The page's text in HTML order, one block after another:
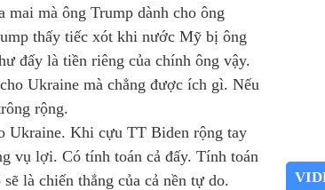
mà ông Trump dành cho ông
thấy tiếc xót khi nước Mỹ bị ông
đấy là tiền riêng của chính ông vậy.
Ukraine mà chẳng được ích gì. Nếu
rộng.
Ukraine. Khi cựu TT Biden rộng tay
vụ lợi. Có tính toán cả đấy. Tính toán
là chiến thắng của cả nền tự do.